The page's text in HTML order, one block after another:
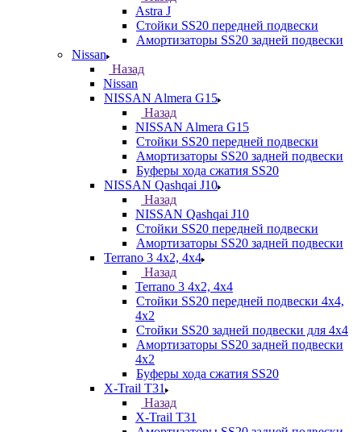
Astra J
Стойки SS20 передней подвески
Амортизаторы SS20 задней подвески
Nissan
Назад
Nissan
NISSAN Almera G15
Назад
NISSAN Almera G15
Стойки SS20 передней подвески
Амортизаторы SS20 задней подвески
Буферы хода сжатия SS20
NISSAN Qashqai J10
Назад
NISSAN Qashqai J10
Стойки SS20 передней подвески
Амортизаторы SS20 задней подвески
Terrano 3 4х2, 4х4
Назад
Terrano 3 4х2, 4х4
Стойки SS20 передней подвески 4х4,
4x2
Стойки SS20 задней подвески для 4х4
Амортизаторы SS20 задней подвески
4х2
Буферы хода сжатия SS20
X-Trail T31
Назад
X-Trail T31